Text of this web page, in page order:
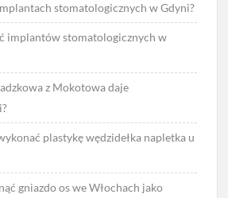
stomatologicznych w Gdyni?
implantów stomatologicznych w
z Mokotowa daje
plastykę wędzidełka napletka u
gniazdo os we Włochach jako